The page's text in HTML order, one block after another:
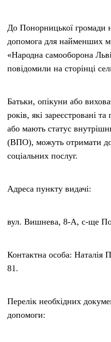
До Понорницької громади
допомога для найменших
«Народна самооборона
повідомили на сторінці
Батьки, опікуни або
років, які зареєстровані
або мають статус
(ВПО), можуть отримати
соціальних послуг.
Адреса пункту видачі:
вул. Вишнева, 8-А, с-ще
Контактна особа: Наталія
81.
Перелік необхідних
допомоги: